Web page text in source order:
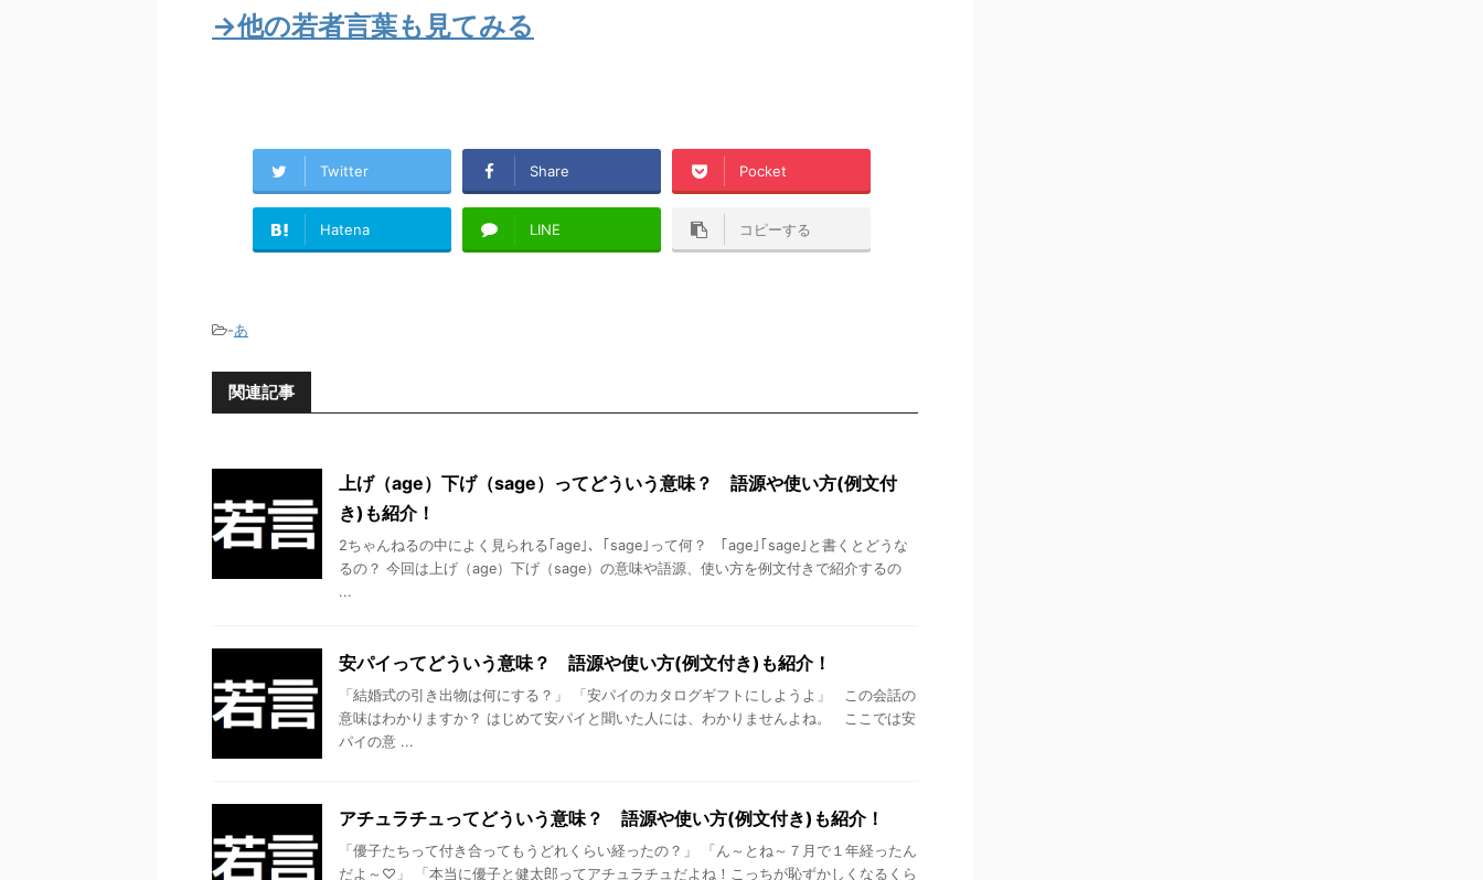
→他の若者言葉も見てみる
Twitter Share Pocket
Hatena LINE コピーする
-あ
関連記事
上げ（age）下げ（sage）ってどういう意味？ 語源や使い方(例文付
き)も紹介！
2ちゃんねるの中によく見られる｢age｣、｢sage｣って何？ ｢age｣｢sage｣と書くとどうな
るの？ 今回は上げ（age）下げ（sage）の意味や語源、使い方を例文付きで紹介するの
...
安パイってどういう意味？ 語源や使い方(例文付き)も紹介！
「結婚式の引き出物は何にする？」 「安パイのカタログギフトにしようよ」 この会話の
意味はわかりますか？ はじめて安パイと聞いた人には、わかりませんよね。 ここでは安
パイの意 ...
アチュラチュってどういう意味？ 語源や使い方(例文付き)も紹介！
「優子たちって付き合ってもうどれくらい経ったの？」 「ん～とね～７月で１年経ったん
だよ～♡」 「本当に優子と健太郎ってアチュラチュだよね！こっちが恥ずかしくなるくら